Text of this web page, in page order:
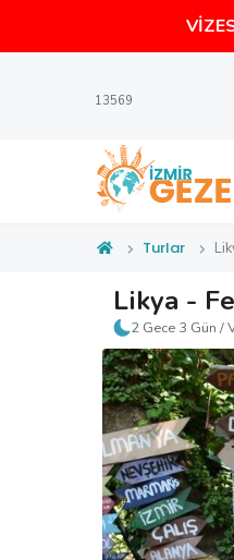
13569
Turlar
Likya -
2 Gece 3 Gün /